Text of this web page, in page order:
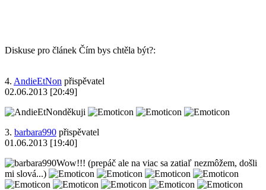
Diskuse pro článek Čím bys chtěla být?:
4. AndieEtNon přispěvatel
02.06.2013 [20:49]
děkuji
3. barbara990 přispěvatel
01.06.2013 [19:40]
Wow!!! (prepáč ale na viac sa zatiaľ nezmôžem, došli
mi slová...)